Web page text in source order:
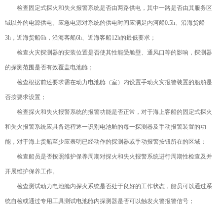
检查固定式探火和失火报警系统是否由两路供电，其中一路是否由其服务区
域以外的电源供电。应急电源对系统的供电时间应满足内河船0.5h、沿海货船
3h，近海货船6h，沿海客船6h、近海客船12h的最低要求；
检查火灾探测器的安装位置是否使其性能受舱壁、通风口等的影响，探测器
的探测范围是否有效覆盖电池舱；
检查根据前述要求需在动力电池舱（室）内设置手动火灾报警装置的船舶是
否按要求设置；
检查探火和失火报警系统的报警功能是否正常，对于海上客船的固定式探火
和失火报警系统应具备远程逐一识别电池舱的每一探测器及手动报警装置的功
能，对于海上货船至少应表明已经动作的探测器或手动报警按钮所在的区域；
检查船员是否按照维护保养周期对探火和失火报警系统进行周期性检查及并
开展维护保养工作。
检查测试动力电池舱内探火系统是否处于良好的工作状态，船员可以通过系
统自检或通过专用工具测试电池舱内探测器是否可以触发火警报警信号；